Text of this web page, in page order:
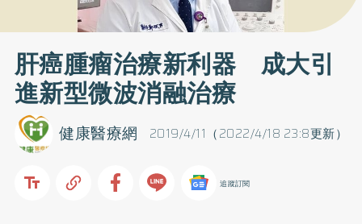
肝癌腫瘤治療新利器 成大引
進新型微波消融治療
2019/4/11（2022/4/18 23:8更新）
健康醫療網
追蹤訂閱